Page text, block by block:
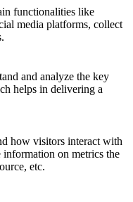
functionalities like
media platforms, collect
and analyze the key
helps in delivering a
how visitors interact with
on metrics the
etc.